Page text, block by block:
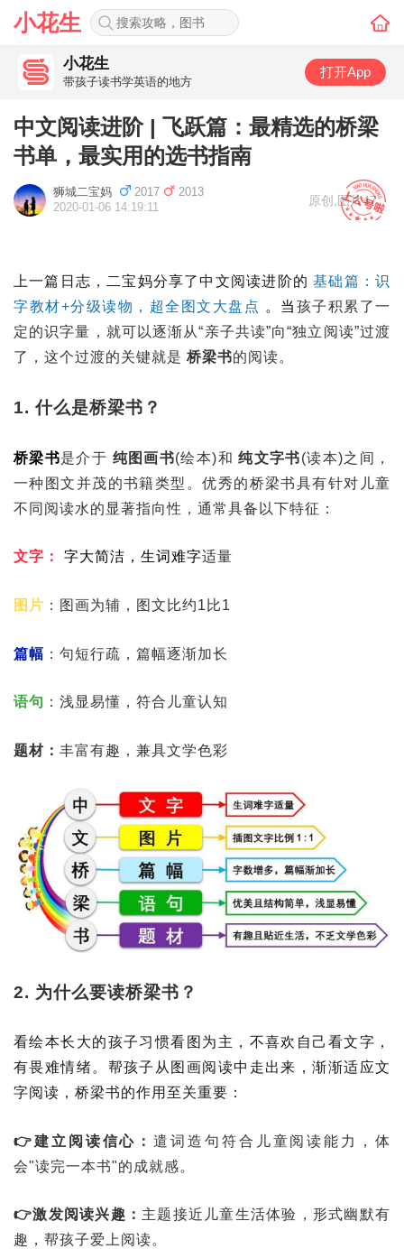
小花生
小花生
带孩子读书学英语的地方
打开App
中文阅读进阶 | 飞跃篇：最精选的桥梁
书单，最实用的选书指南
狮城二宝妈 2017
2013
2020-01-06 14:19:11
原创 图片47
上一篇日志，二宝妈分享了中文阅读进阶的 基础篇：识
字教材+分级读物，超全图文大盘点 。当 孩子积累了一
定的识字量，就可以逐渐从“亲子共读”向“独立阅读”过渡
了，这个过渡的关键就是 桥梁书的阅读。
1. 什么是桥梁书？
桥梁书是介于 纯图画书(绘本)和纯文字书(读本)之间，
一种图文并茂的书籍类型。优秀的桥梁书具有针对儿童
不同阅读水的显著指向性，通常具备以下特征：
文字： 字大简洁，生词难字适量
图片 ：图画为辅，图文比约1比1
篇幅 ：句短行疏，篇幅逐渐加长
语句 ：浅显易懂，符合儿童认知
题材： 丰富有趣，兼具文学色彩
2. 为什么要读桥梁书？
看绘本长大的孩子习惯看图为主，不喜欢自己看文字，
有畏难情绪。帮孩子从图画阅读中走出来，渐渐适应文
字阅读，桥梁书的作用至关重要：
👉建立阅读信心：遣词造句符合儿童阅读能力，体
会"读完一本书"的成就感。
👉激发阅读兴趣： 主题接近儿童生活体验，形式幽默有
趣，帮孩子爱上阅读。